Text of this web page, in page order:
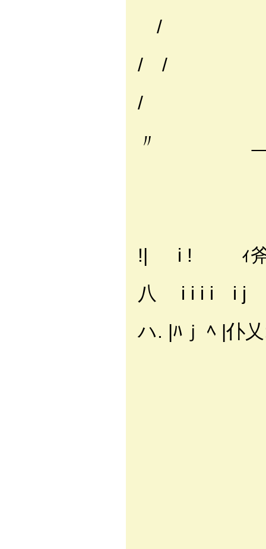
/
/ /
〃
!| i ! ｨ斧
八 i i i i
ハ. |ﾊｊ